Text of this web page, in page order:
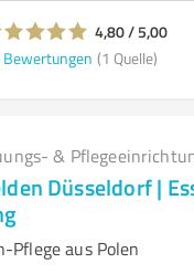
4,80 / 5,00
Bewertungen (1 Quelle)
&
Düsseldorf |
Pflege aus Polen